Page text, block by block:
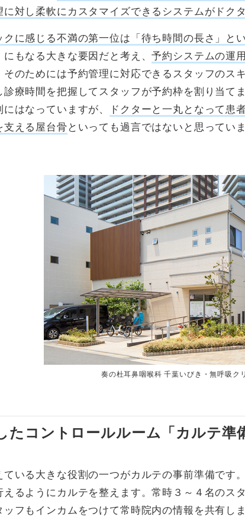
対し柔軟にカスタマイズできるシステムがドク
に感じる不満の第一位は「待ち時間の長さ」と
にもなる大きな要因だと考え、予約システムの運
そのためには予約管理に対応できるスタッフのス
診療時間を把握してスタッフが予約枠を割り当て
はなっていますが、
ドクターと一丸となって患
支える屋台骨 といっても過言ではないと思っていま
奏の杜耳鼻咽喉科 千葉いびき・無呼吸ク
たコントロールルーム「カルテ準
ている大きな役割の一つがカルテの事前準備です
えるようにカルテを整えます。常時３～４名のス
ッフもインカムをつけて常時院内の情報を共有し